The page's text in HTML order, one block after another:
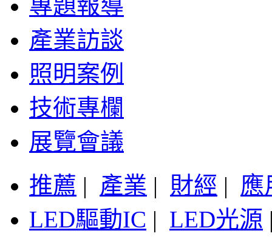
專題報導
產業訪談
照明案例
技術專欄
展覽會議
推薦 | 產業 | 財經 | 應
LED驅動IC | LED光源